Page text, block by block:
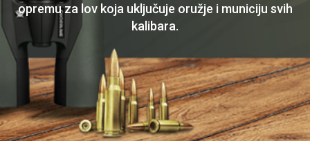
opremu za lov koja uključuje oružje i municiju svih
kalibara.